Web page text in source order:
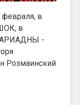
февраля, в
в
АРИАДНЫ -
Розмаинский